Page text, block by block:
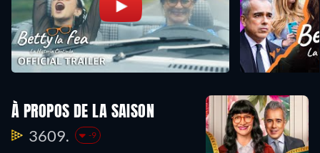
À PROPOS DE LA SAISON
3609. -9